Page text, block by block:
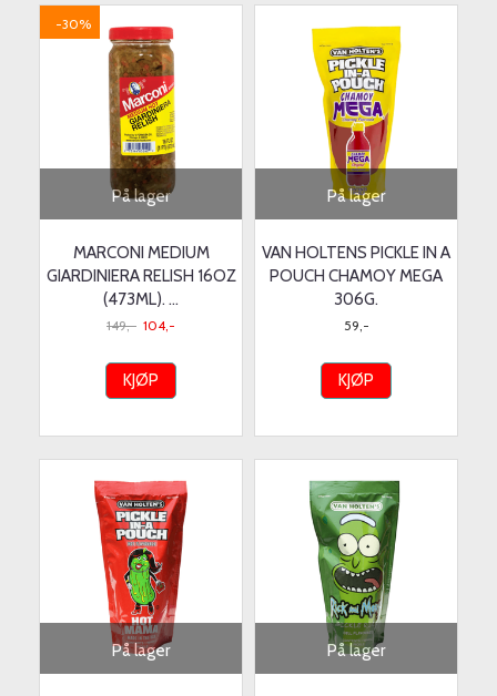
På lager
-30%
MARCONI MEDIUM
GIARDINIERA RELISH 16OZ
(473ML). ...
149,- 104,-
KJØP
På lager
VAN HOLTENS PICKLE IN A
POUCH CHAMOY MEGA
306G.
59,-
KJØP
På lager På lager